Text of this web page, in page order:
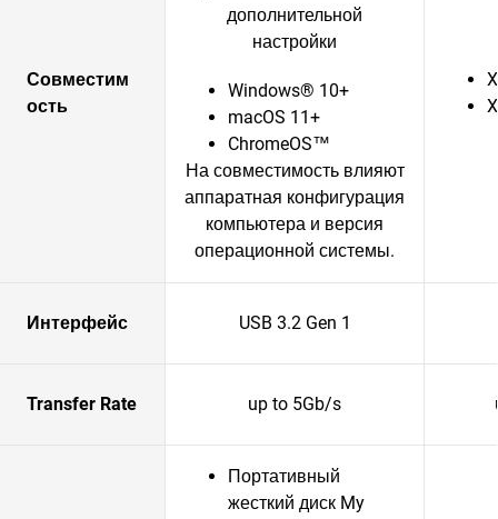
Совместим
ость
дополнительной
настройки
Windows® 10+
macOS 11+
ChromeOS™
На совместимость влияют
аппаратная конфигурация
компьютера и версия
операционной системы.
Интерфейс USB 3.2 Gen 1
Transfer Rate up to 5Gb/s
Портативный
жесткий диск My